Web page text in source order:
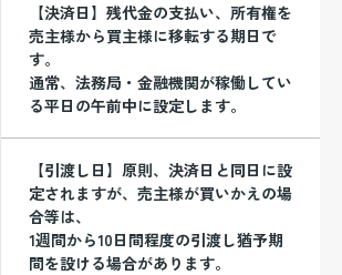
【決済日】残代金の支払い、所有権を
売主様から買主様に移転する期日で
す。
通常、法務局・金融機関が稼働してい
る平日の午前中に設定します。
【引渡し日】原則、決済日と同日に設
定されますが、売主様が買いかえの場
合等は、
1週間から10日間程度の引渡し猶予期
間を設ける場合があります。